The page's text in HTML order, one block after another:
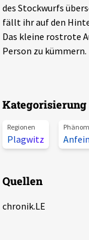
des Stockwurfs
fällt ihr auf den
Das kleine rostrote
Person zu kümmern.
Kategorisierung
Regionen
Plagwitz
Quellen
chronik.LE